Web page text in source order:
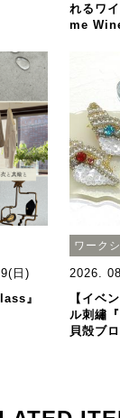
れるワ
me
日)
』
ワーク
2026.
【イベ
ル刺繡
貝殻ブロ